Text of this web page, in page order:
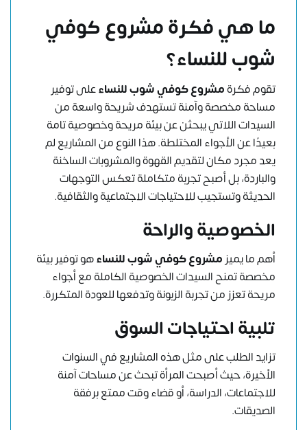
ما هي فكرة مشروع كوفي
شوب للنساء؟
تقوم فكرةمشروع كوفي شوب للنساءعلى توفير
مساحة مخصصة وآمنة تستهدف شريحة واسعة من
السيدات اللاتي يبحثن عن بيئة مريحة وخصوصية تامة
بعيدًا عن الأجواء المختلطة. هذا النوع من المشاريع لم
يعد مجرد مكان لتقديم القهوة والمشروبات الساخنة
والباردة، بل أصبح تجربة متكاملة تعكس التوجهات
الحديثة وتستجيب للاحتياجات الاجتماعية والثقافية.
الخصوصية والراحة
أهم ما يميز مشروع كوفي شوب للنساءهو توفير بيئة
مخصصة تمنح السيدات الخصوصية الكاملة مع أجواء
مريحة تعزز من تجربة الزبونة وتدفعها للعودة المتكررة.
تلبية احتياجات السوق
تزايد الطلب على مثل هذه المشاريع في السنوات
الأخيرة، حيث أصبحت المرأة تبحث عن مساحات آمنة
للاجتماعات، الدراسة، أو قضاء وقت ممتع برفقة
الصديقات.